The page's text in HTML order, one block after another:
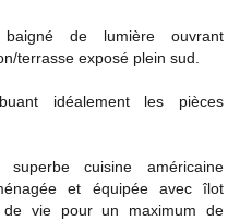
de lumière ouvrant
terrasse exposé plein sud.
idéalement les pièces
cuisine américaine
et équipée avec îlot
vie pour un maximum de